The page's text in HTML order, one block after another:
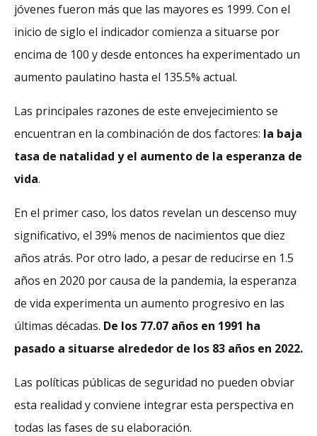
jóvenes fueron más que las mayores es 1999. Con el
inicio de siglo el indicador comienza a situarse por
encima de 100 y desde entonces ha experimentado un
aumento paulatino hasta el 135.5% actual.
Las principales razones de este envejecimiento se
encuentran en la combinación de dos factores: la baja
tasa de natalidad y el aumento de la esperanza de
vida.
En el primer caso, los datos revelan un descenso muy
significativo, el 39% menos de nacimientos que diez
años atrás. Por otro lado, a pesar de reducirse en 1.5
años en 2020 por causa de la pandemia, la esperanza
de vida experimenta un aumento progresivo en las
últimas décadas. De los 77.07 años en 1991 ha
pasado a situarse alrededor de los 83 años en 2022.
Las políticas públicas de seguridad no pueden obviar
esta realidad y conviene integrar esta perspectiva en
todas las fases de su elaboración.